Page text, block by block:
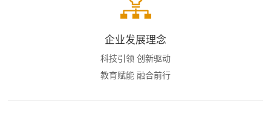
企业发展理念
科技引领 创新驱动
教育赋能 融合前行